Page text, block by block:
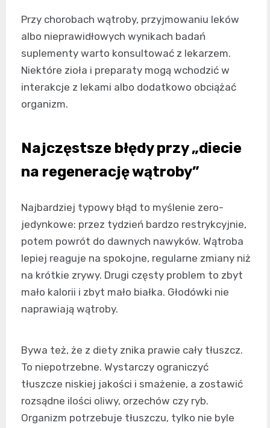
Przy chorobach wątroby, przyjmowaniu leków
albo nieprawidłowych wynikach badań
suplementy warto konsultować z lekarzem.
Niektóre zioła i preparaty mogą wchodzić w
interakcje z lekami albo dodatkowo obciążać
organizm.
Najczęstsze błędy przy „diecie
na regenerację wątroby”
Najbardziej typowy błąd to myślenie zero-
jedynkowe: przez tydzień bardzo restrykcyjnie,
potem powrót do dawnych nawyków. Wątroba
lepiej reaguje na spokojne, regularne zmiany niż
na krótkie zrywy. Drugi częsty problem to zbyt
mało kalorii i zbyt mało białka. Głodówki nie
naprawiają wątroby.
Bywa też, że z diety znika prawie cały tłuszcz.
To niepotrzebne. Wystarczy ograniczyć
tłuszcze niskiej jakości i smażenie, a zostawić
rozsądne ilości oliwy, orzechów czy ryb.
Organizm potrzebuje tłuszczu, tylko nie byle